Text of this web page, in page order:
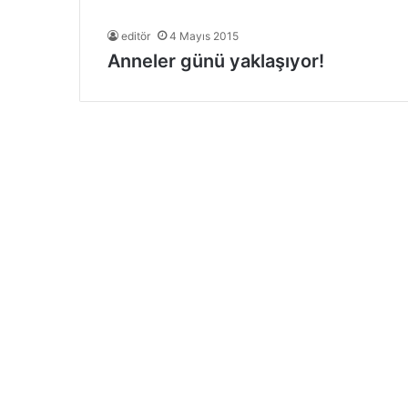
editör 4 Mayıs 2015
Anneler günü yaklaşıyor!